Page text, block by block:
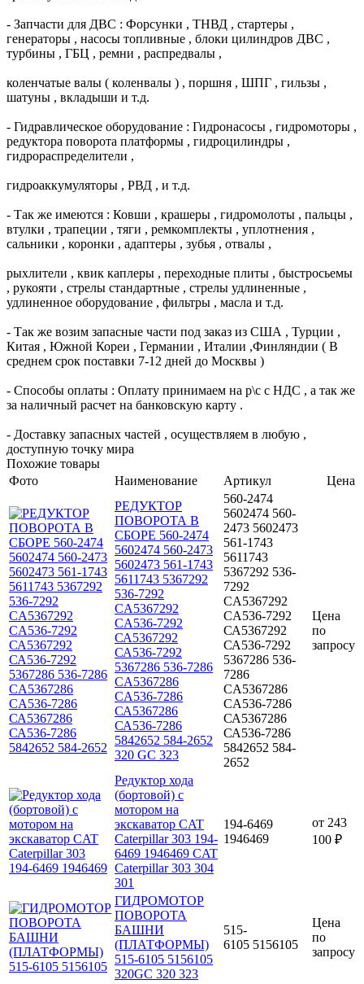
- Запчасти для ДВС : Форсунки , ТНВД , стартеры ,
генераторы , насосы топливные , блоки цилиндров ДВС ,
турбины , ГБЦ , ремни , распредвалы ,
коленчатые валы ( коленвалы ) , поршня , ШПГ , гильзы ,
шатуны , вкладыши и т.д.
- Гидравлическое оборудование : Гидронасосы , гидромоторы ,
редуктора поворота платформы , гидроцилиндры ,
гидрораспределители ,
гидроаккумуляторы , РВД , и т.д.
- Так же имеются : Ковши , крашеры , гидромолоты , пальцы ,
втулки , трапеции , тяги , ремкомплекты , уплотнения ,
сальники , коронки , адаптеры , зубья , отвалы ,
рыхлители , квик каплеры , переходные плиты , быстросьемы
, рукояти , стрелы стандартные , стрелы удлиненные ,
удлиненное оборудование , фильтры , масла и т.д.
- Так же возим запасные части под заказ из США , Турции ,
Китая , Южной Кореи , Германии , Италии ,Финляндии ( В
среднем срок поставки 7-12 дней до Москвы )
- Способы оплаты : Оплату принимаем на р\с с НДС , а так же
за наличный расчет на банковскую карту .
- Доставку запасных частей , осуществляем в любую ,
доступную точку мира
Похожие товары
Фото
Наименование Артикул
Цена
РЕДУКТОР
ПОВОРОТА В
СБОРЕ 560-2474
5602474 560-2473
5602473 561-1743
5611743 5367292
536-7292
CA5367292
CA536-7292
СА5367292
СА536-7292
5367286 536-7286
CA5367286
CA536-7286
СА5367286
СА536-7286
5842652 584-2652
320 GC 323
560-2474
5602474 560-
2473 5602473
561-1743
5611743
5367292 536-
7292
CA5367292
CA536-7292
СА5367292
СА536-7292
5367286 536-
7286
CA5367286
CA536-7286
СА5367286
СА536-7286
5842652 584-
2652
Цена
по
запросу
Редуктор хода
(бортовой) с
мотором на
экскаватор CAT
Caterpillar 303 194-
6469 1946469 CAT
Caterpillar 303 304
301
194-6469
1946469
от 243
100 ₽
ГИДРОМОТОР
ПОВОРОТА
БАШНИ
(ПЛАТФОРМЫ)
515-6105 5156105
320GC 320 323
515-
6105 5156105
Цена
по
запросу